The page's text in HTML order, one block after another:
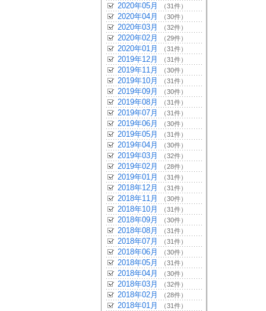
2020年05月 （31件）
2020年04月 （30件）
2020年03月 （32件）
2020年02月 （29件）
2020年01月 （31件）
2019年12月 （31件）
2019年11月 （30件）
2019年10月 （31件）
2019年09月 （30件）
2019年08月 （31件）
2019年07月 （31件）
2019年06月 （30件）
2019年05月 （31件）
2019年04月 （30件）
2019年03月 （32件）
2019年02月 （28件）
2019年01月 （31件）
2018年12月 （31件）
2018年11月 （30件）
2018年10月 （31件）
2018年09月 （30件）
2018年08月 （31件）
2018年07月 （31件）
2018年06月 （30件）
2018年05月 （31件）
2018年04月 （30件）
2018年03月 （32件）
2018年02月 （28件）
2018年01月 （31件）